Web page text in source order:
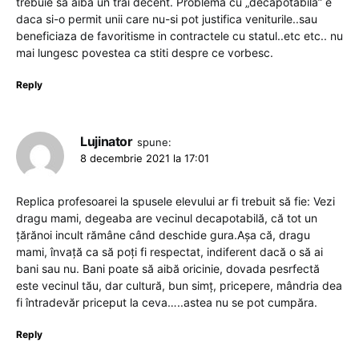
daca si-o permit unii care nu-si pot justifica veniturile..sau
beneficiaza de favoritisme in contractele cu statul..etc etc.. nu
mai lungesc povestea ca stiti despre ce vorbesc.
Reply
Lujinator spune:
8 decembrie 2021 la 17:01
Replica profesoarei la spusele elevului ar fi trebuit să fie: Vezi
dragu mami, degeaba are vecinul decapotabilă, că tot un
țărănoi incult rămâne când deschide gura.Așa că, dragu
mami, învață ca să poți fi respectat, indiferent dacă o să ai
bani sau nu. Bani poate să aibă oricinie, dovada pesrfectă
este vecinul tău, dar cultură, bun simț, pricepere, mândria dea
fi întradevăr priceput la ceva…..astea nu se pot cumpăra.
Reply